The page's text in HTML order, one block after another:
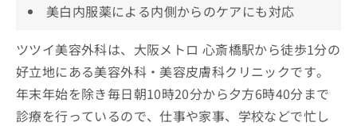
美白内服薬による内側からのケアにも対応
ツツイ美容外科は、大阪メトロ 心斎橋駅から徒歩1分の
好立地にある美容外科・美容皮膚科クリニックです。
年末年始を除き毎日朝10時20分から夕方6時40分まで
診療を行っているので、仕事や家事、学校などで忙し